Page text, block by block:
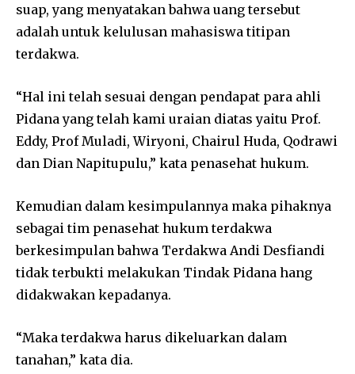
suap, yang menyatakan bahwa uang tersebut
adalah untuk kelulusan mahasiswa titipan
terdakwa.
“Hal ini telah sesuai dengan pendapat para ahli
Pidana yang telah kami uraian diatas yaitu Prof.
Eddy, Prof Muladi, Wiryoni, Chairul Huda, Qodrawi
dan Dian Napitupulu,” kata penasehat hukum.
Kemudian dalam kesimpulannya maka pihaknya
sebagai tim penasehat hukum terdakwa
berkesimpulan bahwa Terdakwa Andi Desfiandi
tidak terbukti melakukan Tindak Pidana hang
didakwakan kepadanya.
“Maka terdakwa harus dikeluarkan dalam
tanahan,” kata dia.